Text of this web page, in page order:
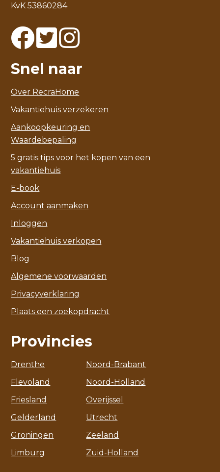
KvK 53860284
Snel naar
Over RecraHome
Vakantiehuis verzekeren
Aankoopkeuring en
Waardebepaling
5 gratis tips voor het kopen van een
vakantiehuis
E-book
Account aanmaken
Inloggen
Vakantiehuis verkopen
Blog
Algemene voorwaarden
Privacyverklaring
Plaats een zoekopdracht
Provincies
Drenthe
Flevoland
Friesland
Gelderland
Groningen
Limburg
Noord-Brabant
Noord-Holland
Overijssel
Utrecht
Zeeland
Zuid-Holland